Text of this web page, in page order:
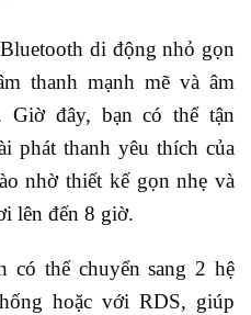
di động nhỏ gọn
thanh mạnh mẽ và âm
Giờ đây, bạn có thể tận
phát thanh yêu thích của
nhờ thiết kế gọn nhẹ và
lên đến 8 giờ.
có thể chuyển sang 2 hệ
hoặc với RDS, giúp